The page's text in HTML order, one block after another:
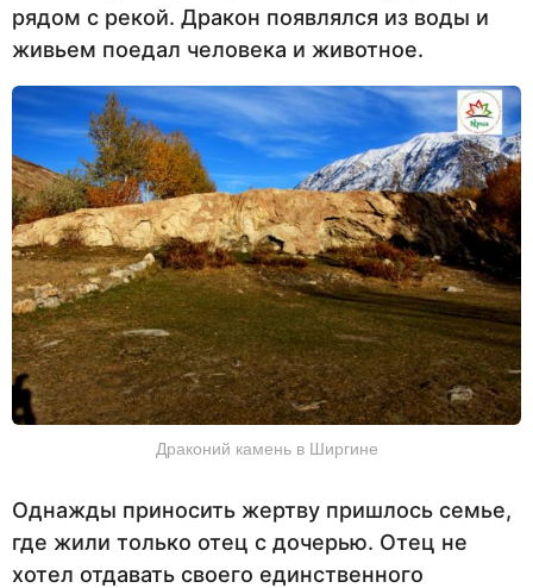
рядом с рекой. Дракон появлялся из воды и
живьем поедал человека и животное.
Драконий камень в Ширгине
Однажды приносить жертву пришлось семье,
где жили только отец с дочерью. Отец не
хотел отдавать своего единственного